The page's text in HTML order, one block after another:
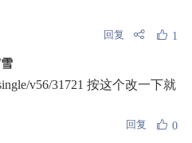
回复 1
v56/31721 按这个改一下就
回复 0